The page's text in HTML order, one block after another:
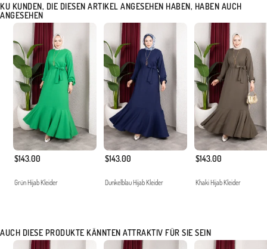
KU KUNDEN, DIE DIESEN ARTIKEL ANGESEHEN HABEN, HABEN AUCH
ANGESEHEN
$143.00
Grün Hijab Kleider
$143.00
Dunkelblau Hijab Kleider
$143.00
Khaki Hijab Kleider
AUCH DIESE PRODUKTE KÄNNTEN ATTRAKTIV FÜR SIE SEIN